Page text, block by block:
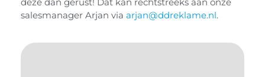
salesmanager Arjan via arjan@ddreklame.nl.